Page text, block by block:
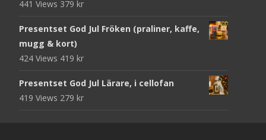
441 Views 379 kr
Presentset God Jul Fröken (praliner, kaffe,
mugg & kort)
424 Views 419 kr
Presentset God Jul Lärare, i cellofan
419 Views 279 kr